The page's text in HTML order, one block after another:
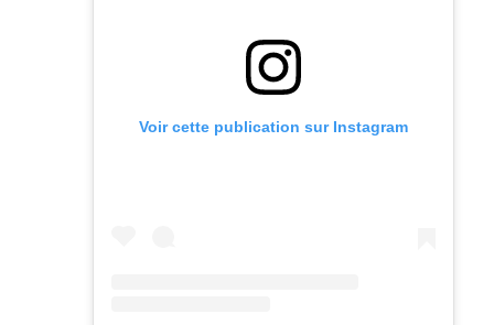
Voir cette publication sur Instagram